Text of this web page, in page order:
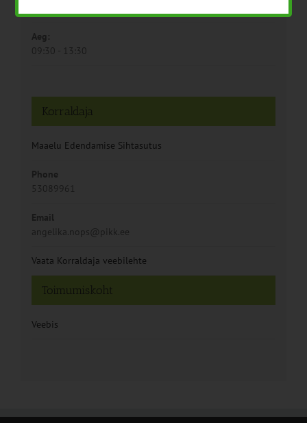
Aeg:
09:30 - 13:30
Toimumiskoht
Veebis
Korraldaja
Maaelu Edendamise Sihtasutus
Phone
53089961
Email
angelika.nops@pikk.ee
Vaata Korraldaja veebilehte